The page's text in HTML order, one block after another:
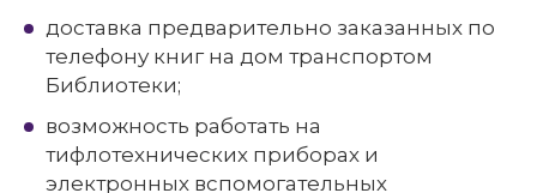
доставка предварительно заказанных по
телефону книг на дом транспортом
Библиотеки;
возможность работать на
тифлотехнических приборах и
электронных вспомогательных